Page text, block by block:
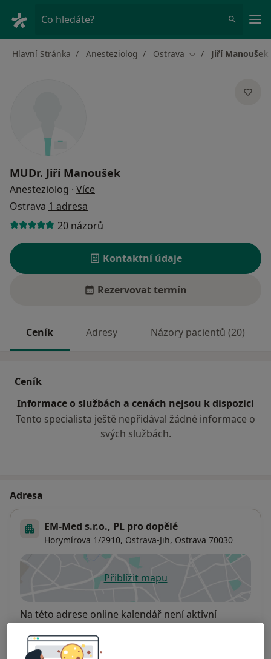
Co hledáte?
Hlavní Stránka Anesteziolog Ostrava Změna města
Jiří Manoušek
MUDr. Jiří Manoušek
Anesteziolog · Více
Ostrava 1 adresa
20 názorů
Kontaktní údaje
Rezervovat termín
Ceník Adresy Názory pacientů (20)
Ceník
Informace o službách a cenách nejsou k dispozici
Tento specialista ještě nepřidával žádné informace o
svých službách.
Adresa
EM-Med s.r.o., PL pro dopělé
Horymírova 1/2910, Ostrava-Jih, Ostrava 70030
Přiblížit mapuse otevře v nové záložce
Dostupnost
Na této adrese online kalendář není aktivní